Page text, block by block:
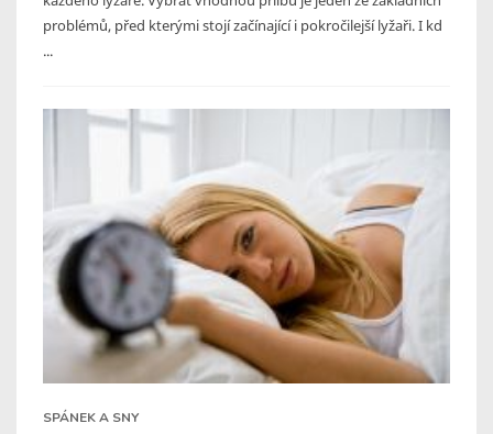
problémů, před kterými stojí začínající i pokročilejší lyžaři. I kd
...
SPÁNEK A SNY